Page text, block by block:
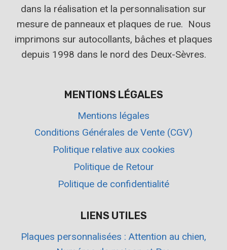
dans la réalisation et la personnalisation sur
mesure de panneaux et plaques de rue. Nous
imprimons sur autocollants, bâches et plaques
depuis 1998 dans le nord des Deux-Sèvres.
MENTIONS LÉGALES
Mentions légales
Conditions Générales de Vente (CGV)
Politique relative aux cookies
Politique de Retour
Politique de confidentialité
LIENS UTILES
Plaques personnalisées : Attention au chien,